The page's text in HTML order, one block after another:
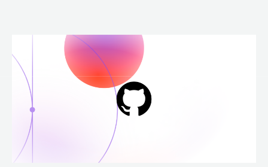
para
conteúdo